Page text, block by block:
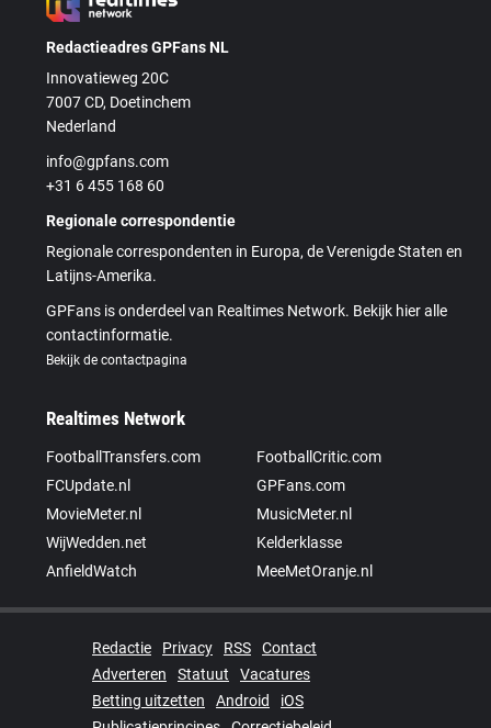
Redactieadres GPFans NL
Innovatieweg 20C
7007 CD, Doetinchem
Nederland
info@gpfans.com
+31 6 455 168 60
Regionale correspondentie
Regionale correspondenten in Europa, de Verenigde Staten en
Latijns-Amerika.
GPFans is onderdeel van Realtimes Network. Bekijk hier alle
contactinformatie.
Bekijk de contactpagina
Realtimes Network
FootballTransfers.com
FootballCritic.com
FCUpdate.nl
GPFans.com
MovieMeter.nl
MusicMeter.nl
WijWedden.net
Kelderklasse
AnfieldWatch
MeeMetOranje.nl
Redactie Privacy RSS
Contact
Adverteren
Statuut
Vacatures
Betting uitzetten
Android
iOS